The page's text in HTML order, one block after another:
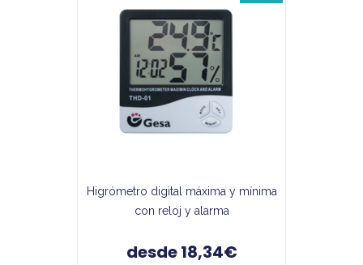
Higrómetro digital máxima y mínima
con reloj y alarma
desde 18,34€